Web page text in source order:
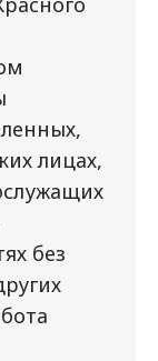
лицах,
без